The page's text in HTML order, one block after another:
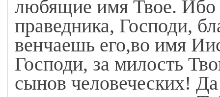
любящие имя Твое. Ибо
праведника, Господи,
венчаешь его,во имя
Господи, за милость
сынов человеческих!